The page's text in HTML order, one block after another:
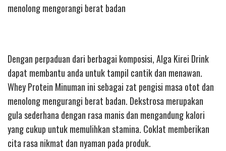
menolong mengorangi berat badan
Dengan perpaduan dari berbagai komposisi, Alga Kirei Drink
dapat membantu anda untuk tampil cantik dan menawan.
Whey Protein Minuman ini sebagai zat pengisi masa otot dan
menolong mengurangi berat badan. Dekstrosa merupakan
gula sederhana dengan rasa manis dan mengandung kalori
yang cukup untuk memulihkan stamina. Coklat memberikan
cita rasa nikmat dan nyaman pada produk.